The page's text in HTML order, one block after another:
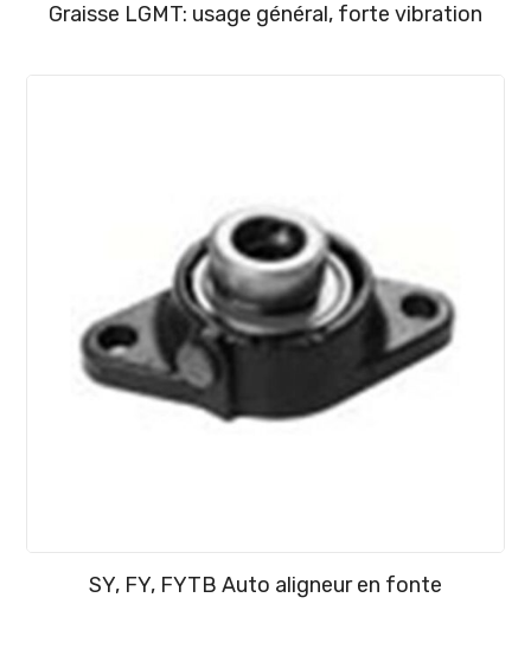
Graisse LGMT: usage général, forte vibration
SY, FY, FYTB Auto aligneur en fonte